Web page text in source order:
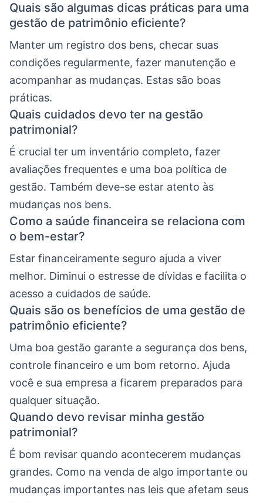
Quais são algumas dicas práticas para uma
gestão de patrimônio eficiente?
Manter um registro dos bens, checar suas
condições regularmente, fazer manutenção e
acompanhar as mudanças. Estas são boas
práticas.
Quais cuidados devo ter na gestão
patrimonial?
É crucial ter um inventário completo, fazer
avaliações frequentes e uma boa política de
gestão. Também deve-se estar atento às
mudanças nos bens.
Como a saúde financeira se relaciona com
o bem-estar?
Estar financeiramente seguro ajuda a viver
melhor. Diminui o estresse de dívidas e facilita o
acesso a cuidados de saúde.
Quais são os benefícios de uma gestão de
patrimônio eficiente?
Uma boa gestão garante a segurança dos bens,
controle financeiro e um bom retorno. Ajuda
você e sua empresa a ficarem preparados para
qualquer situação.
Quando devo revisar minha gestão
patrimonial?
É bom revisar quando acontecerem mudanças
grandes. Como na venda de algo importante ou
mudanças importantes nas leis que afetam seus